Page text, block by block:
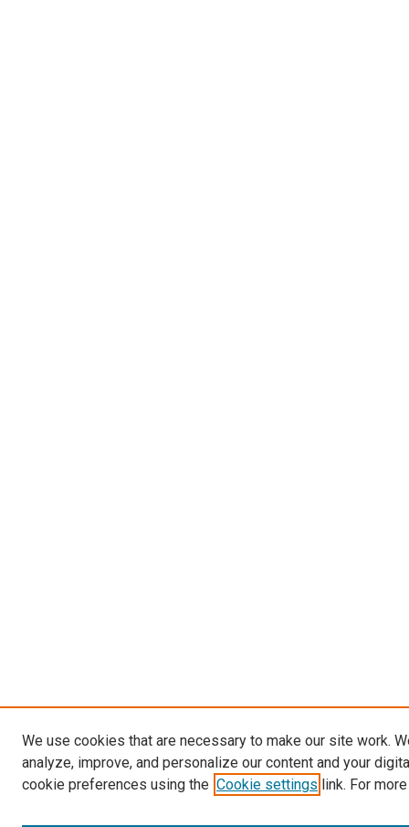
We use cookies that are necessary to make our site work.
analyze, improve, and personalize our content and your
cookie preferences using the Cookie settings link. For